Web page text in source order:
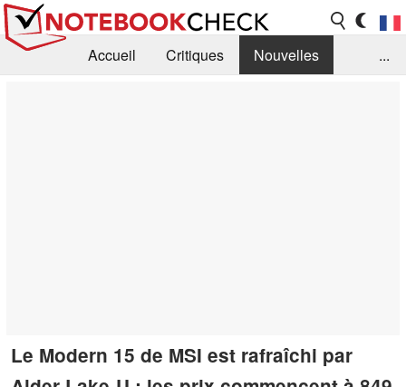
Accueil Critiques
Nouvelles
...
Le Modern 15 de MSI est rafraîchi par